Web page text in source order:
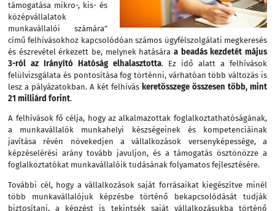
támogatása mikro-, kis- és
középvállalatok
munkavállalói számára”
című felhívásokhoz kapcsolódóan számos ügyfélszolgálati megkeresés
és észrevétel érkezett be, melynek hatására a beadás kezdetét május
3-ról az Irányító Hatóság elhalasztotta. Ez idő alatt a felhívások
felülvizsgálata és pontosítása fog történni, várhatóan több változás is
lesz a pályázatokban. A két felhívás keretösszege összesen több, mint
21 milliárd forint.
A felhívások fő célja, hogy az alkalmazottak foglalkoztathatóságának,
a munkavállalók munkahelyi készségeinek és kompetenciáinak
javítása révén növekedjen a vállalkozások versenyképessége, a
képzéselérési arány tovább javuljon, és a támogatás ösztönözze a
foglalkoztatókat munkavállalóik tudásának folyamatos fejlesztésére.
További cél, hogy a vállalkozások saját forrásaikat kiegészítve minél
több munkavállalójuk képzésbe történő bekapcsolódását tudják
biztosítani, a képzést is tekintsék saját vállalkozásukba történő